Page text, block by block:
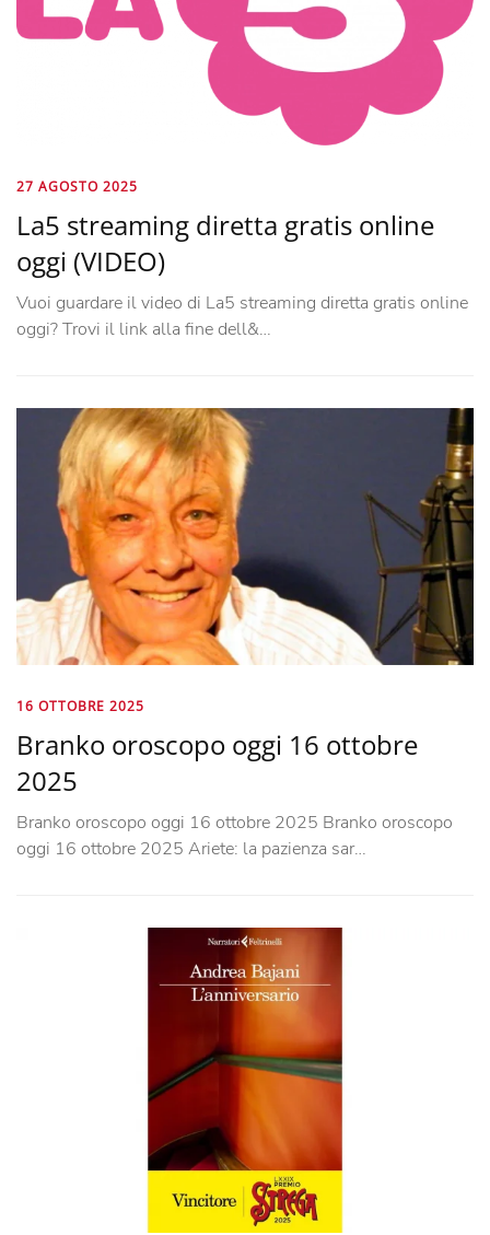
27 AGOSTO 2025
La5 streaming diretta gratis online
oggi (VIDEO)
Vuoi guardare il video di La5 streaming diretta gratis online
oggi? Trovi il link alla fine dell&…
16 OTTOBRE 2025
Branko oroscopo oggi 16 ottobre
2025
Branko oroscopo oggi 16 ottobre 2025 Branko oroscopo
oggi 16 ottobre 2025 Ariete: la pazienza sar…